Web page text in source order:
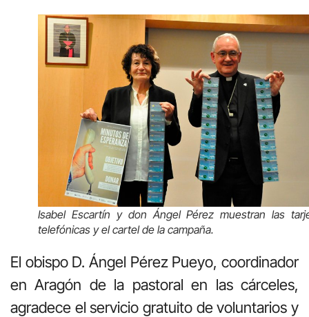
Isabel Escartín y don Ángel Pérez muestran las
telefónicas y el cartel de la campaña.
El obispo D. Ángel Pérez Pueyo, coordinador
en Aragón de la pastoral en las cárceles,
agradece el servicio gratuito de voluntarios y